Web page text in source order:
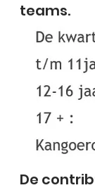
teams.
De